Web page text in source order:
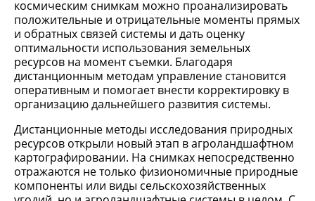
космическим снимкам можно проанализировать
положительные и отрицательные моменты прямых
и обратных связей системы и дать оценку
оптимальности использования земельных
ресурсов на момент съемки. Благодаря
дистанционным методам управление становится
оперативным и помогает внести корректировку в
организацию дальнейшего развития системы.
Дистанционные методы исследования природных
ресурсов открыли новый этап в агроландшафтном
картографировании. На снимках непосредственно
отражаются не только физиономичные природные
компоненты или виды сельскохозяйственных